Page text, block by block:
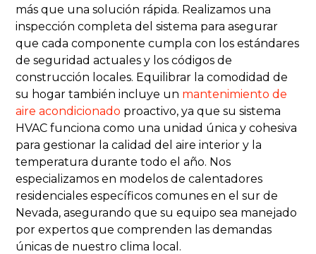
más que una solución rápida. Realizamos una
inspección completa del sistema para asegurar
que cada componente cumpla con los estándares
de seguridad actuales y los códigos de
construcción locales. Equilibrar la comodidad de
su hogar también incluye un mantenimiento de
aire acondicionado proactivo, ya que su sistema
HVAC funciona como una unidad única y cohesiva
para gestionar la calidad del aire interior y la
temperatura durante todo el año. Nos
especializamos en modelos de calentadores
residenciales específicos comunes en el sur de
Nevada, asegurando que su equipo sea manejado
por expertos que comprenden las demandas
únicas de nuestro clima local.